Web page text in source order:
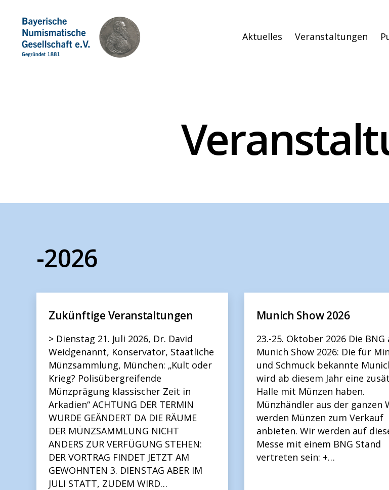
Aktuelles Veranstaltungen
-2026
Zukünftige Veranstaltungen
> Dienstag 21. Juli 2026, Dr. David
Weidgenannt, Konservator, Staatliche
Münzsammlung, München: „Kult oder
Krieg? Polisübergreifende
Münzprägung klassischer Zeit in
Arkadien“ ACHTUNG DER TERMIN
WURDE GEÄNDERT DA DIE RÄUME
DER MÜNZSAMMLUNG NICHT
ANDERS ZUR VERFÜGUNG STEHEN:
DER VORTRAG FINDET JETZT AM
GEWOHNTEN 3. DIENSTAG ABER IM
JULI STATT, ZUDEM WIRD…
Munich Show 2026
23.-25. Oktober 2026 Die
Munich Show 2026: Die für
und Schmuck bekannte
wird ab diesem Jahr eine
Halle mit Münzen haben.
Münzhändler aus der ganzen
werden Münzen zum Verkauf
anbieten. Wir werden auf
Messe mit einem BNG Stand
vertreten sein: +…